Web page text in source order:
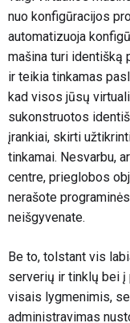
nuo konfigūracijos
automatizuoja
mašina turi identišką
ir teikia tinkamas
kad visos jūsų
sukonstruotos
įrankiai, skirti
tinkamai. Nesvarbu,
centre, prieglobos
nerašote
neišgyvenate.
Be to, tolstant vis
serverių ir tinklų bei į
visais lygmenimis,
administravimas